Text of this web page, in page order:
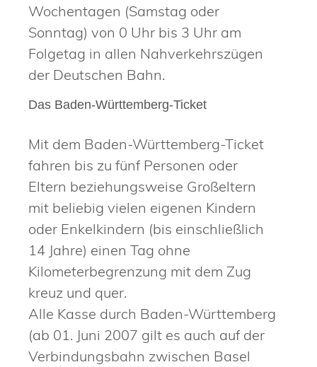
Wochentagen (Samstag oder
Sonntag) von 0 Uhr bis 3 Uhr am
Folgetag in allen Nahverkehrszügen
der Deutschen Bahn.
Das Baden-Württemberg-Ticket
Mit dem Baden-Württemberg-Ticket
fahren bis zu fünf Personen oder
Eltern beziehungsweise Großeltern
mit beliebig vielen eigenen Kindern
oder Enkelkindern (bis einschließlich
14 Jahre) einen Tag ohne
Kilometerbegrenzung mit dem Zug
kreuz und quer.
Alle Kasse durch Baden-Württemberg
(ab 01. Juni 2007 gilt es auch auf der
Verbindungsbahn zwischen Basel